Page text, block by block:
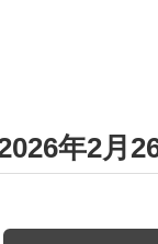
年2月26